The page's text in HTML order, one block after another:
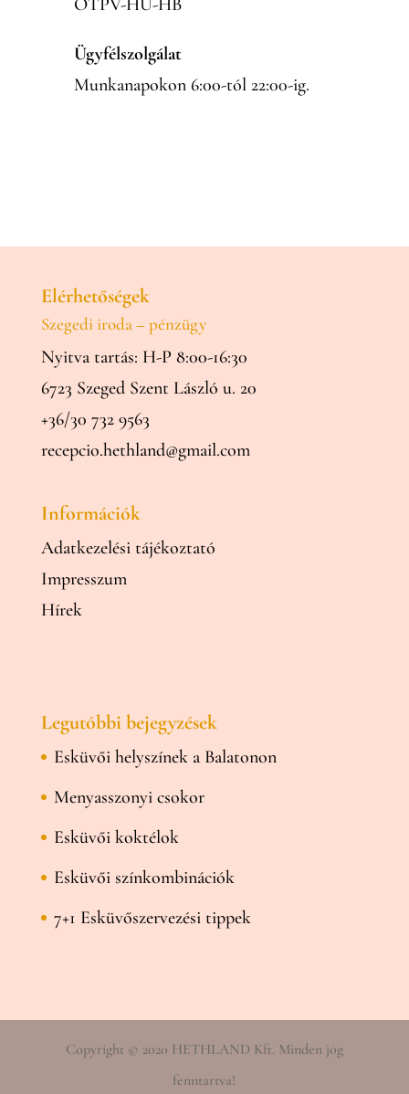
OTPV-HU-HB
Ügyfélszolgálat
Munkanapokon 6:00-tól 22:00-ig.
Elérhetőségek
Szegedi iroda – pénzügy
Nyitva tartás: H-P 8:00-16:30
6723 Szeged Szent László u. 20
+36/30 732 9563
recepcio.hethland@gmail.com
Információk
Adatkezelési tájékoztató
Impresszum
Hírek
Legutóbbi bejegyzések
Esküvői helyszínek a Balatonon
Menyasszonyi csokor
Esküvői koktélok
Esküvői színkombinációk
7+1 Esküvőszervezési tippek
Copyright © 2020 HETHLAND Kft. Minden jog
fenntartva!